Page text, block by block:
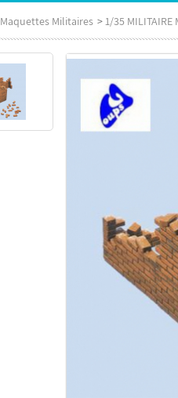
Maquettes Militaires >1/35 MILITAIRE